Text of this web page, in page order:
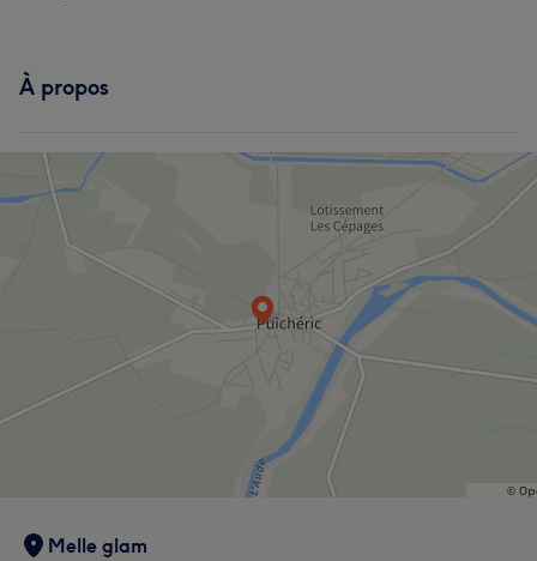
À propos
Melle glam